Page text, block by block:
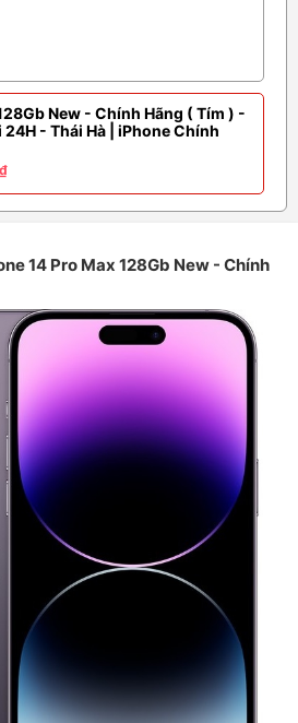
New - Chính Hãng ( Tím ) -
- Thái Hà | iPhone Chính
14 Pro Max 128Gb New - Chính